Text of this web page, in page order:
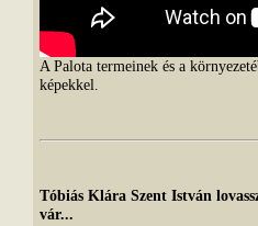
A Palota termeinek és a
képekkel.
Tóbiás Klára Szent István
vár...